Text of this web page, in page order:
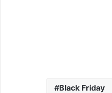
Black Friday